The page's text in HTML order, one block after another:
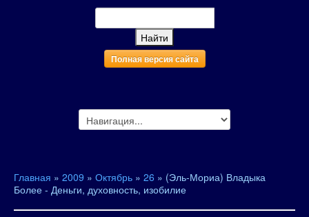
Полная версия сайта
Главная » 2009 » Октябрь » 26 » (Эль-Мориа) Владыка
Более - Деньги, духовность, изобилие